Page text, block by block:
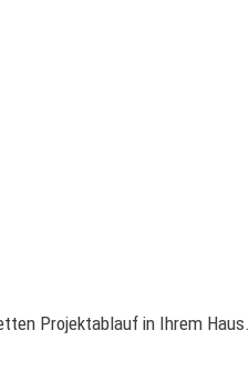
Projektablauf in Ihrem Haus.